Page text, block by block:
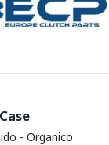
- Organico